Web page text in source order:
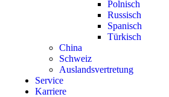
Polnisch
Russisch
Spanisch
Türkisch
China
Schweiz
Auslandsvertretung
Service
Karriere